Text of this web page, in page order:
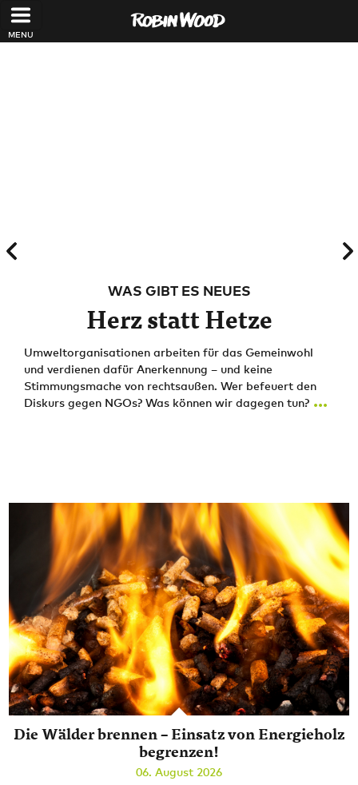
Direkt zum Inhalt
WAS GIBT ES NEUES
Herz statt Hetze
Umweltorganisationen arbeiten für das Gemeinwohl
und verdienen dafür Anerkennung – und keine
Stimmungsmache von rechtsaußen. Wer befeuert den
Diskurs gegen NGOs? Was können wir dagegen tun? ...
Die Wälder brennen – Einsatz von Energieholz
begrenzen!
06. August 2026